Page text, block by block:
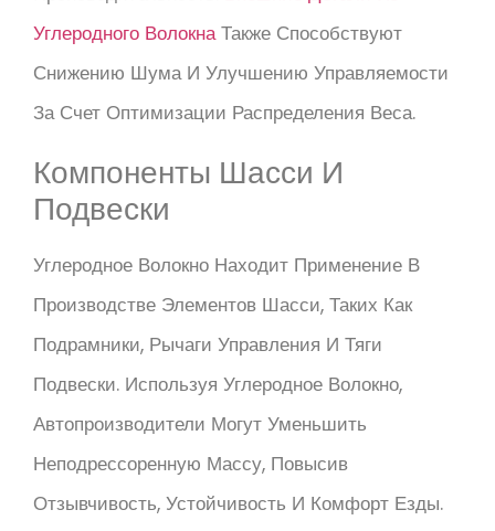
Углеродного ВолокнаТакже Способствуют
Снижению Шума И Улучшению Управляемости
За Счет Оптимизации Распределения Веса.
Компоненты Шасси И
Подвески
Углеродное Волокно Находит Применение В
Производстве Элементов Шасси, Таких Как
Подрамники, Рычаги Управления И Тяги
Подвески. Используя Углеродное Волокно,
Автопроизводители Могут Уменьшить
Неподрессоренную Массу, Повысив
Отзывчивость, Устойчивость И Комфорт Езды.